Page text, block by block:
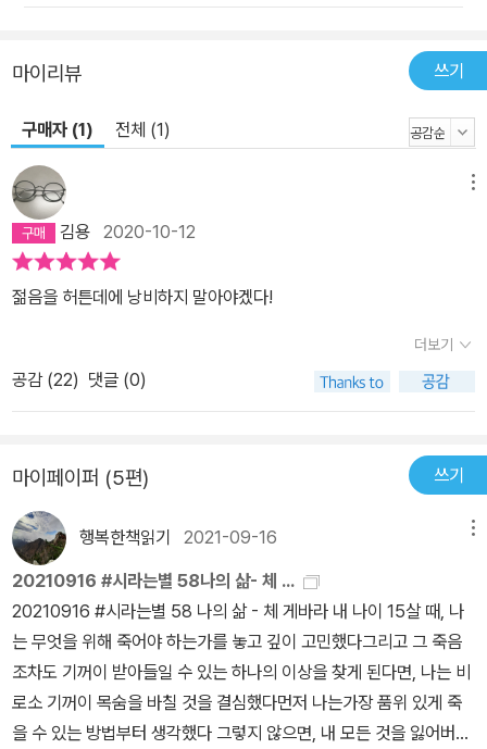
을 키웠다.” ―최승호 시인 “세계시인선을 읽으며 어른이 됐고, 시인
폭넓고 진지하게 성찰할 수 있는 기회였다.” ―김경주 시인 세계시인
선은 문청들이 “상상력의 벽에 막힐 때마다 세계적 수준의 현대성”을
맛볼 수 있게 해 준 영혼의 양식이었다. 특히 지금 한국의 중견 시인들
외부의 접촉을 독창적으로 수용할 때 더욱 발전한다. 그렇게 우리 독
자들은 우리시뿐만 아니라 세계적인 시성들과 조우했고, 그 속에서
건강하고 독창적인 우리 시인들이 자라났다. 하지만 한국 독서 시장
국인의 DNA에 잠재된 자신감이 아니었을까? 이러한 토대에서 자라
난 시문학은 또 한 번의 르네상스를 맞이했다. 국내 출판 역사에서 시
집이 몇 권씩 한꺼번에 종합베스트셀러 랭킹에 자리를 차지하는 것은
한 이미지를 발산하면서도 감동과 깊이까지 숨어 있는 시는 점점 더
매력적으로 다가오고 있다. 그 씨앗을 심어 왔던 세계시인선이 지금
까지의 독자 호응에 감사하는 마음으로 리뉴얼을 시작했다.
마이리뷰 쓰기
구매자 (1) 전체 (1)
김용 2020-10-12
젊음을 허튼데에 낭비하지 말아야겠다!
더보기
공감 (22) 댓글 (0)
마이페이퍼 (5편) 쓰기
행복한책읽기 2021-09-16
20210916 #시라는별 58나의 삶- 체 ...
20210916 #시라는별 58 나의 삶 - 체 게바라 내 나이 15살 때, 나
는 무엇을 위해 죽어야 하는가를 놓고 깊이 고민했다그리고 그 죽음
조차도 기꺼이 받아들일 수 있는 하나의 이상을 찾게 된다면, 나는 비
로소 기꺼이 목숨을 바칠 것을 결심했다먼저 나는가장 품위 있게 죽
을 수 있는 방법부터 생각했다 그렇지 않으면, 내 모든 것을 잃어버릴